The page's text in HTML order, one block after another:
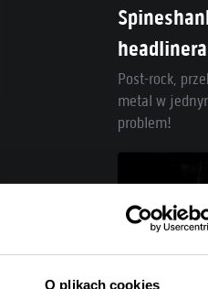
O plikach cookies
Post-rock,
metal w
problem!